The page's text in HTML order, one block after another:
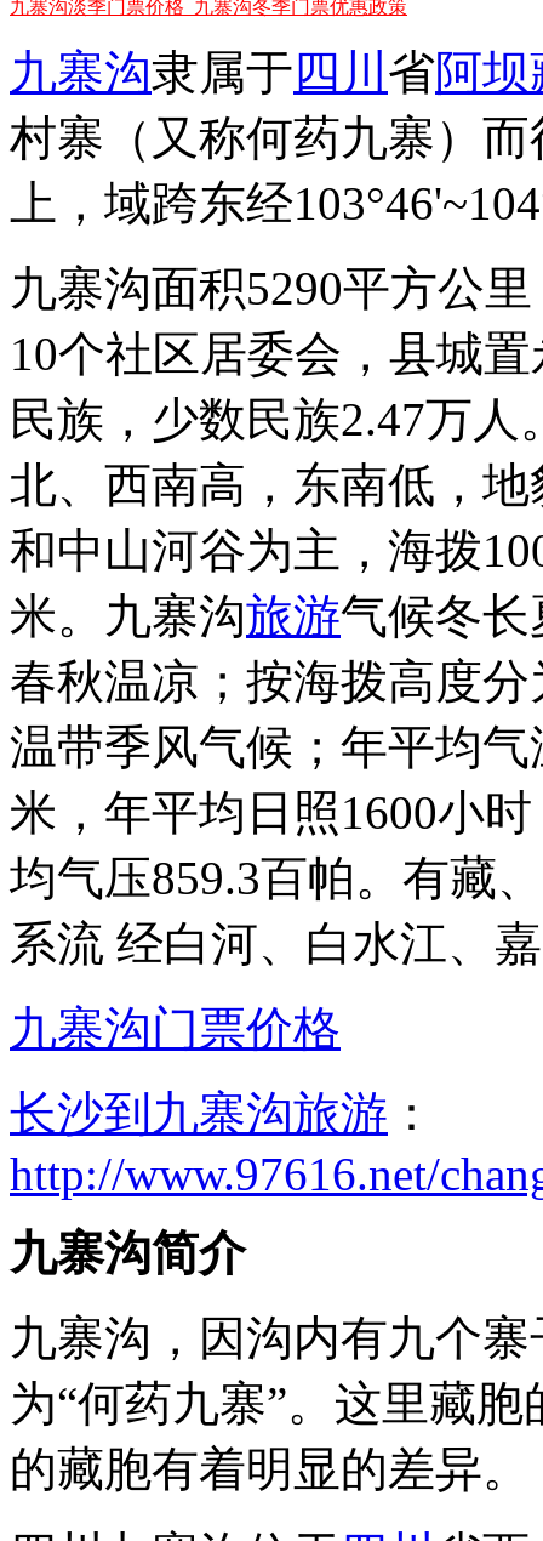
九寨沟淡季门票价格_九寨沟冬季门票优惠政策
九寨沟隶属于四川 省阿
村寨（又称何药九寨）
上，域跨东经
九寨沟面积5290平方公
10个社区居委会，县城
民族，少数民族2.47万
北、西南高，东南低，
和中山河谷为主，海拨
米。九寨沟旅游气候冬
春秋温凉；按海拨高度
温带季风气候；年平均
米，年平均日照1600小
均气压859.3百帕。有藏
系流 经白河、白水江、
九寨沟门票价格
长沙到九寨沟旅游 ：
http://www.97616.net/
九寨沟简介
九寨沟，因沟内有九个
为“何药九寨”。这里藏
的藏胞有着明显的差异。